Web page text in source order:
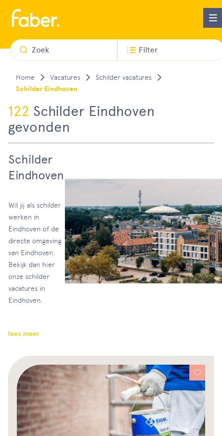
Zoek Filter
Vacatures Schilder vacatures
Schilder Eindhoven
122 Schilder Eindhoven
gevonden
Schilder
Eindhoven
Wil jij als schilder
werken in
Eindhoven of de
directe omgeving
van Eindhoven.
Bekijk dan hier
onze schilder
vacatures in
Eindhoven.
lees meer